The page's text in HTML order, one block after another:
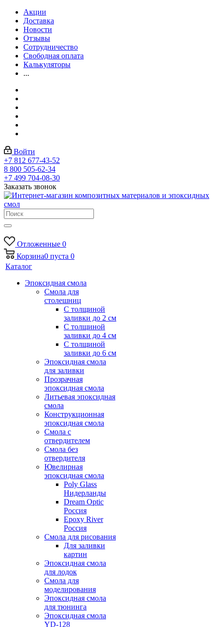
Акции
Доставка
Новости
Отзывы
Сотрудничество
Свободная оплата
Калькуляторы
...
Войти
+7 812 677-43-52
8 800 505-62-34
+7 499 704-08-30
Заказать звонок
Отложенные 0
Корзина0 пуста 0
Каталог
Эпоксидная смола
Смола для
столешниц
С толщиной
заливки до 2 см
С толщиной
заливки до 4 см
С толщиной
заливки до 6 см
Эпоксидная смола
для заливки
Прозрачная
эпоксидная смола
Литьевая эпоксидная
смола
Конструкционная
эпоксидная смола
Смола с
отвердителем
Смола без
отвердителя
Ювелирная
эпоксидная смола
Poly Glass
Нидерланды
Dream Optic
Россия
Epoxy River
Россия
Смола для рисования
Для заливки
картин
Эпоксидная смола
для лодок
Смола для
моделирования
Эпоксидная смола
для тюнинга
Эпоксидная смола
YD-128